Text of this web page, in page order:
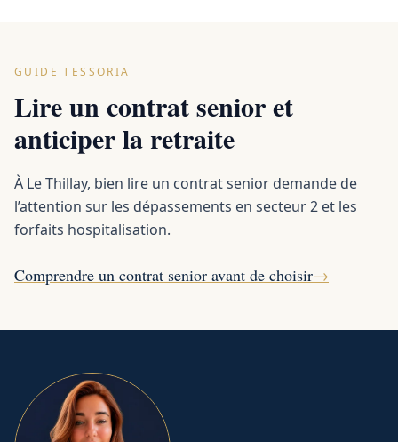
GUIDE TESSORIA
Lire un contrat senior et
anticiper la retraite
À Le Thillay, bien lire un contrat senior demande de
l’attention sur les dépassements en secteur 2 et les
forfaits hospitalisation.
Comprendre un contrat senior avant de choisir→